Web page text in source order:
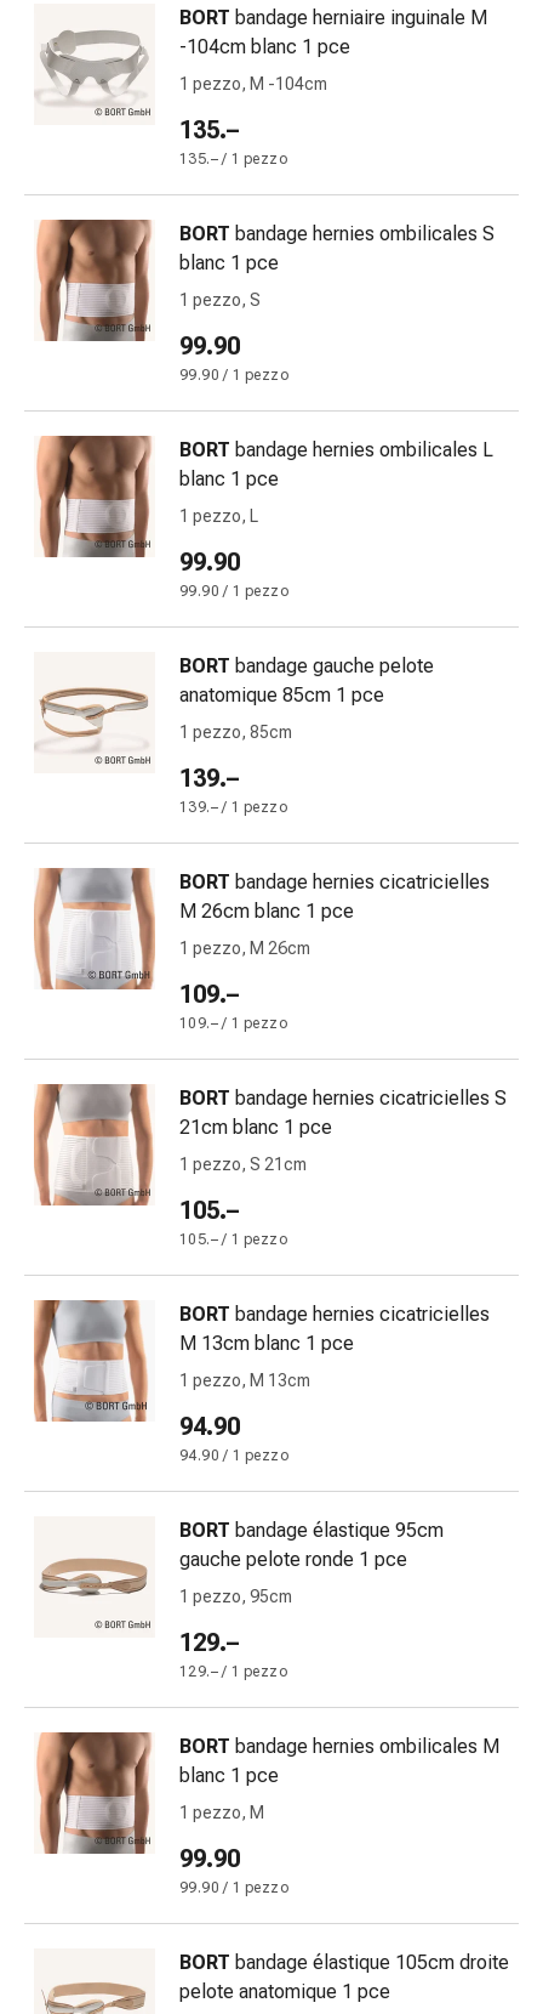
medicazione
Ustioni
e
scottature
il
cambio
della
medicazione
Medicazioni
adesive
Trattamento
Spray
per
ferite
Strisce
adesivi
per
chiusura
delle
ferite
Unguento
Tamponi
medicali
Orecchie
e
Disturbi
dell'orecchio
Cura
delle
orecchie
Gocce
oculari
Infiammazione
degli
Bende
per
occhi
Igiene
circolazione
Terapia
cardiaca
Calze
compressione
Disturbi
circolatori
Cessazione
del
fumo
Disturbi
sangue
BORT bandage herniaire inguinale M
-104cm blanc 1 pce
1 pezzo, M -104cm
135.–
135.– / 1 pezzo
BORT bandage hernies ombilicales S
blanc 1 pce
1 pezzo, S
99.90
99.90 / 1 pezzo
BORT bandage hernies ombilicales L
blanc 1 pce
1 pezzo, L
99.90
99.90 / 1 pezzo
BORT bandage gauche pelote
anatomique 85cm 1 pce
1 pezzo, 85cm
139.–
139.– / 1 pezzo
BORT bandage hernies cicatricielles
M 26cm blanc 1 pce
1 pezzo, M 26cm
109.–
109.– / 1 pezzo
BORT bandage hernies cicatricielles S
21cm blanc 1 pce
1 pezzo, S 21cm
105.–
105.– / 1 pezzo
BORT bandage hernies cicatricielles
M 13cm blanc 1 pce
1 pezzo, M 13cm
94.90
94.90 / 1 pezzo
BORT bandage élastique 95cm
gauche pelote ronde 1 pce
1 pezzo, 95cm
129.–
129.– / 1 pezzo
BORT bandage hernies ombilicales M
blanc 1 pce
1 pezzo, M
99.90
99.90 / 1 pezzo
BORT bandage élastique 105cm droite
pelote anatomique 1 pce